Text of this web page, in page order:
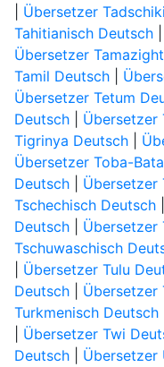
Übersetzer
Tahitianisch Deutsch|
Übersetzer
Tamil Deutsch|
Übersetzer Tetum
Deutsch| Übersetzer
Tigrinya Deutsch|
Übersetzer Toba-
Deutsch| Übersetzer
Tschechisch Deutsch|
Deutsch| Übersetzer
Tschuwaschisch
Übersetzer Tulu
Deutsch| Übersetzer
Turkmenisch Deutsch|
Übersetzer Twi
Deutsch| Übersetzer